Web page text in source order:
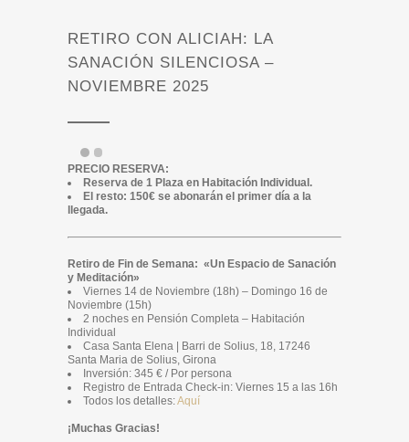
RETIRO CON ALICIAH: LA
SANACIÓN SILENCIOSA –
NOVIEMBRE 2025
PRECIO RESERVA:
Reserva de 1 Plaza en Habitación Individual.
El resto: 150€ se abonarán el primer día a la
llegada.
Retiro de Fin de Semana: «Un Espacio de Sanación
y Meditación»
Viernes 14 de Noviembre (18h) – Domingo 16 de
Noviembre (15h)
2 noches en Pensión Completa – Habitación
Individual
Casa Santa Elena | Barri de Solius, 18, 17246
Santa Maria de Solius, Girona
Inversión: 345 € / Por persona
Registro de Entrada Check-in: Viernes 15 a las 16h
Todos los detalles:Aquí
¡Muchas Gracias!